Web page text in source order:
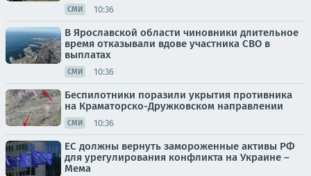
СМИ 10:36
В Ярославской области чиновники длительное
время отказывали вдове участника СВО в
выплатах
СМИ 10:36
Беспилотники поразили укрытия противника
на Краматорско-Дружковском направлении
СМИ 10:36
ЕС должны вернуть замороженные активы РФ
для урегулирования конфликта на Украине –
Мема